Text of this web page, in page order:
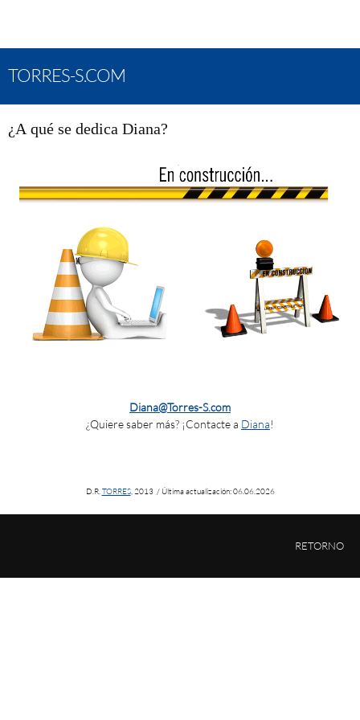
TORRES-S.COM
¿A qué se dedica Diana?
Diana@Torres-S.com
¿Quiere saber más? ¡Contacte a Diana!
D.R. TORRES, 2013 / Última actualización: 06.06.2026
RETORNO